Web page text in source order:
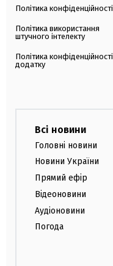
Політика конфіденційності
Політика використання
штучного інтелекту
Політика конфіденційності
додатку
Всі новини
Головні новини
Новини України
Прямий ефір
Відеоновини
Аудіоновини
Погода